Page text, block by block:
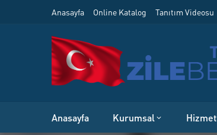
Anasayfa Online Katalog Tanıtım Videosu
Anasayfa Kurumsal